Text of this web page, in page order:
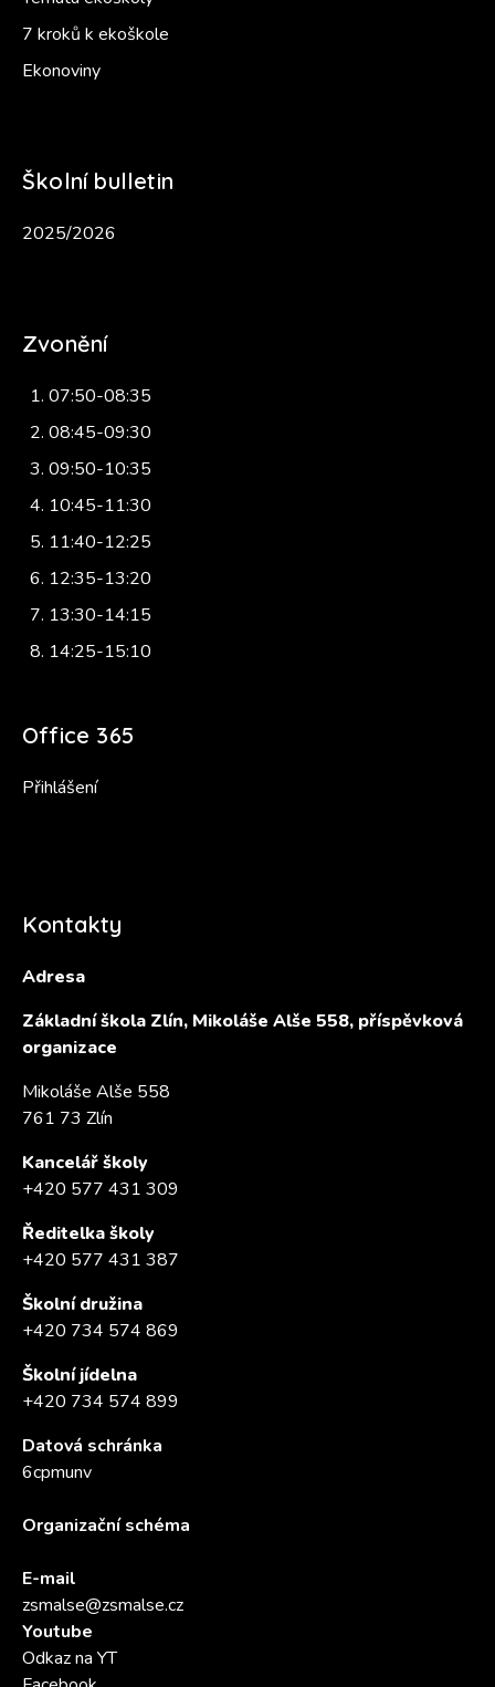
7 kroků k ekoškole
Ekonoviny
Školní bulletin
2025/2026
Zvonění
07:50-08:35
08:45-09:30
09:50-10:35
10:45-11:30
11:40-12:25
12:35-13:20
13:30-14:15
14:25-15:10
Office 365
Přihlášení
Kontakty
Adresa
Základní škola Zlín, Mikoláše Alše 558, příspěvková
organizace
Mikoláše Alše 558
761 73 Zlín
Kancelář školy
+420 577 431 309
Ředitelka školy
+420 577 431 387
Školní družina
+420 734 574 869
Školní jídelna
+420 734 574 899
Datová schránka
6cpmunv
Organizační schéma
E-mail
zsmalse@zsmalse.cz
Youtube
Odkaz na YT